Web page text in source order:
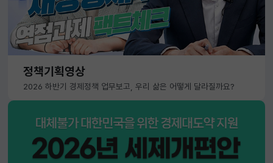
정책기획영상
2026 하반기 경제정책 업무보고, 우리 삶은 어떻게 달라질까요?